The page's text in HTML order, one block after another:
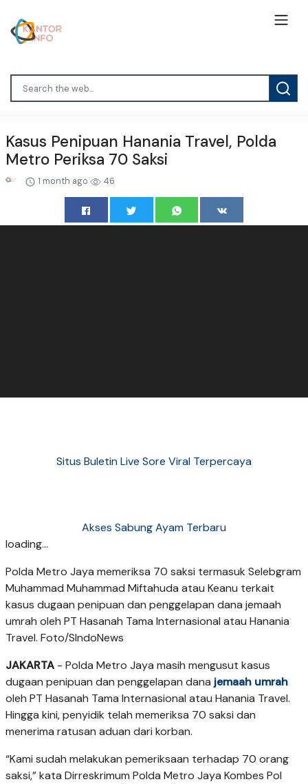
Kasus Penipuan Hanania Travel, Polda
Metro Periksa 70 Saksi
1 month ago 46
Situs Buletin Live Sore Viral Terpercaya
Akses Sabung Ayam Terbaru
loading...
Polda Metro Jaya memeriksa 70 saksi termasuk Selebgram
Muhammad Muhammad Miftahuda atau Keanu terkait
kasus dugaan penipuan dan penggelapan dana jemaah
umrah oleh PT Hasanah Tama Internasional atau Hanania
Travel. Foto/SIndoNews
JAKARTA - Polda Metro Jaya masih mengusut kasus
dugaan penipuan dan penggelapan dana jemaah umrah
oleh PT Hasanah Tama Internasional atau Hanania Travel.
Hingga kini, penyidik telah memeriksa 70 saksi dan
menerima ratusan aduan dari korban.
“Kami sudah melakukan pemeriksaan terhadap 70 orang
saksi,” kata Dirreskrimum Polda Metro Jaya Kombes Pol